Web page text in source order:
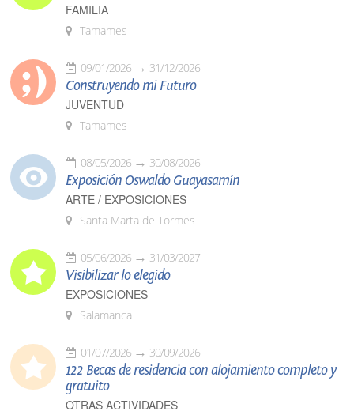
FAMILIA
Tamames
09/01/2026 31/12/2026
Construyendo mi Futuro
JUVENTUD
Tamames
08/05/2026 30/08/2026
Exposición Oswaldo Guayasamín
ARTE / EXPOSICIONES
Santa Marta de Tormes
05/06/2026 31/03/2027
Visibilizar lo elegido
EXPOSICIONES
Salamanca
01/07/2026 30/09/2026
122 Becas de residencia con alojamiento completo y
gratuito
OTRAS ACTIVIDADES